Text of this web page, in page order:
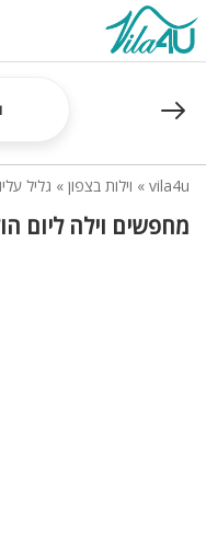
vila4u
» וילות בצפון » גליל
מחפשים וילה ליום